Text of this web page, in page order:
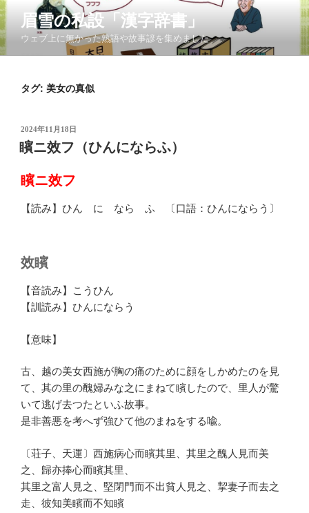
コ
ン
テ
ン
眉雪の私設「漢字辞書」
ウェブ上に無かった熟語や故事諺を集めました
タグ: 美女の真似
投
稿
日:
2024年11月18日
矉ニ效フ（ひんにならふ）
矉ニ效フ
【読み】ひん に なら ふ 〔口語：ひんにならう〕
效矉
【音読み】こうひん
【訓読み】ひんにならう
【意味】
古、越の美女西施が胸の痛のために顔をしかめたのを見
て、其の里の醜婦みな之にまねて矉したので、里人が驚
いて逃げ去つたといふ故事。
是非善悪を考へず強ひて他のまねをする喩。
〔荘子、天運〕西施病心而矉其里、其里之醜人見而美
之、歸亦捧心而矉其里、
其里之富人見之、堅閉門而不出貧人見之、挈妻子而去之
走、彼知美矉而不知矉